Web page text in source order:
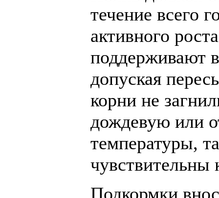
течение всего
активного
поддерживают
допуская
корни не
дождевую или
температуры,
чувствительны
Подкормки